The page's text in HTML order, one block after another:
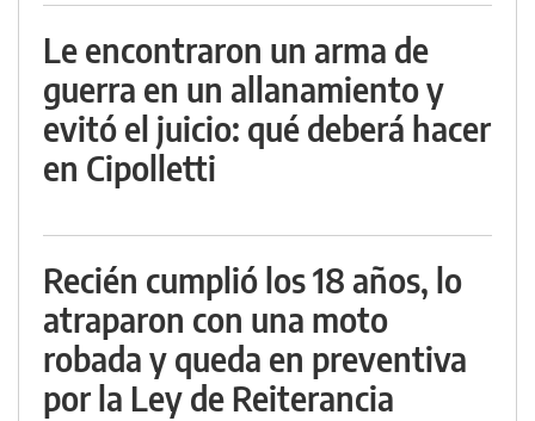
Le encontraron un arma de
guerra en un allanamiento y
evitó el juicio: qué deberá hacer
en Cipolletti
Recién cumplió los 18 años, lo
atraparon con una moto
robada y queda en preventiva
por la Ley de Reiterancia